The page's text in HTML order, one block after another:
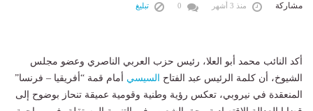
مشاركة منذ 3 أشهر تبليغ
أكد النائب محمد أبو العلا، رئيس حزب العربي الناصري وعضو مجلس
الشيوخ، أن كلمة الرئيس عبد الفتاح
السيسي أمام قمة “أفريقيا – فرنسا”
المنعقدة في نيروبي، تعكس رؤية وطنية وقومية عميقة تنحاز بوضوح إلى